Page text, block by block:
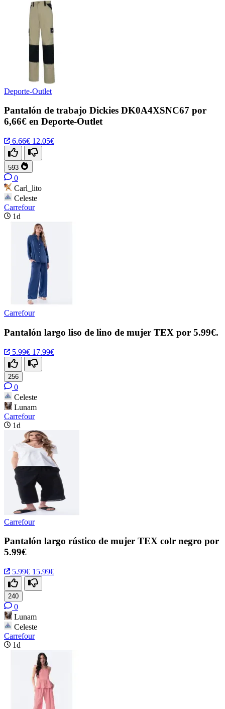
Deporte-Outlet
Pantalón de trabajo Dickies DK0A4XSNC67 por
6,66€ en Deporte-Outlet
6.66€ 12.05€
593
0
Carl_lito
Celeste
Carrefour
1d
Carrefour
Pantalón largo liso de lino de mujer TEX por 5.99€.
5.99€ 17.99€
256
0
Celeste
Lunam
Carrefour
1d
Carrefour
Pantalón largo rústico de mujer TEX colr negro por
5.99€
5.99€ 15.99€
240
0
Lunam
Celeste
Carrefour
1d